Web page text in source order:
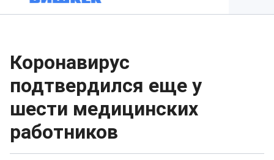
Коронавирус
подтвердился еще у
шести медицинских
работников